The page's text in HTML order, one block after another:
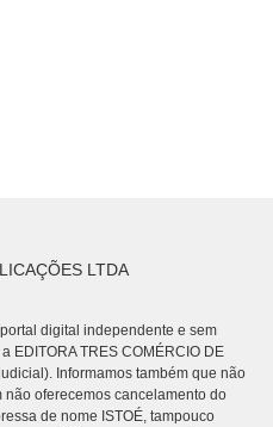
LTDA
digital independente e sem
EDITORA TRES COMÉRCIO DE
Informamos também que não
oferecemos cancelamento do
de nome ISTOÉ, tampouco